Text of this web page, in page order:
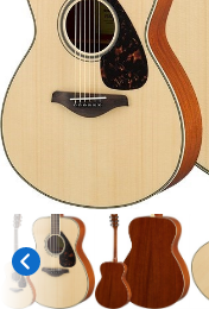
管楽器
DJ機器